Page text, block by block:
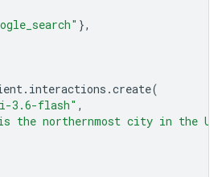
},
. interactions .create(
3.6-flash" ,
is the northernmost city in the